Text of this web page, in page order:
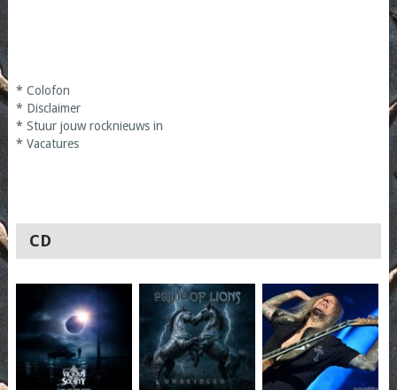
* Colofon
* Disclaimer
* Stuur jouw rocknieuws in
* Vacatures
CD